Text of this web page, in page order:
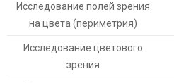
Исследование полей зрения
на цвета (периметрия)
Исследование цветового
зрения